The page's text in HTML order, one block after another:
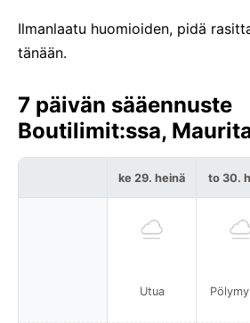
Ilmanlaatu huomioiden, pidä
tänään.
7 päivän sääennuste
Boutilimit:ssa,
ke 29. heinä
Utua
to 30.